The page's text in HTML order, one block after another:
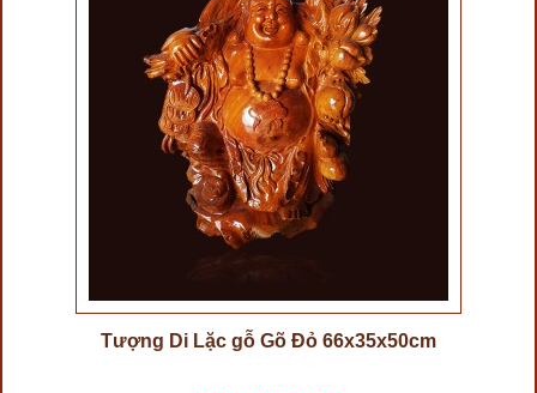
Tượng Di Lặc gỗ Gõ Đỏ 66x35x50cm